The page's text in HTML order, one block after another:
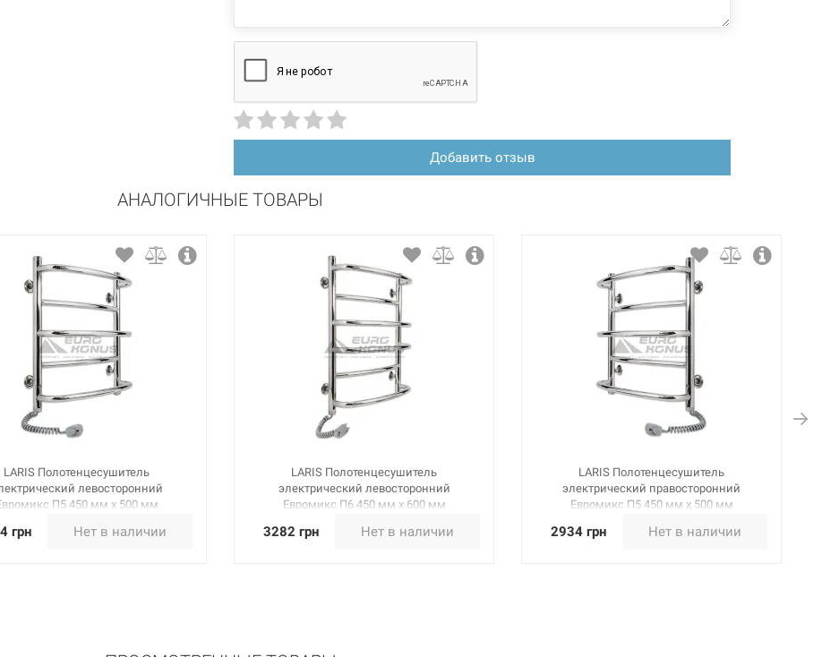
Добавить отзыв
АНАЛОГИЧНЫЕ ТОВАРЫ
LARIS Полотенцесушитель
левосторонний
П5 450 мм х 500 мм
грн Нет в наличии
LARIS Полотенцесушитель
электрический левосторонний
Евромикс П6 450 мм х 600 мм
3282 грн Нет в наличии
LARIS Полотенцесушитель
электрический правосторонний
Евромикс П5 450 мм х 500 мм
2934 грн Нет в наличии